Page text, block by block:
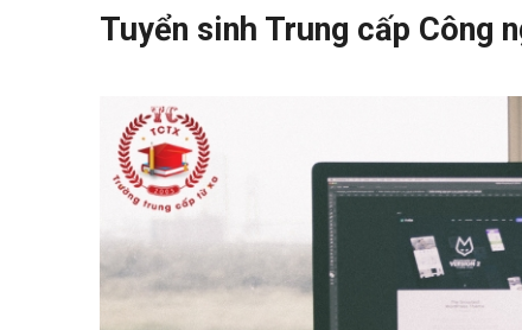
Tuyển sinh Trung cấp Công